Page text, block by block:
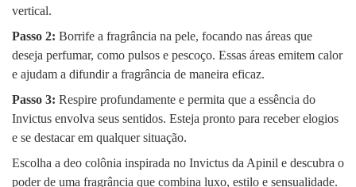
vertical.
Passo 2: Borrife a fragrância na pele, focando nas áreas que
deseja perfumar, como pulsos e pescoço. Essas áreas emitem calor
e ajudam a difundir a fragrância de maneira eficaz.
Passo 3: Respire profundamente e permita que a essência do
Invictus envolva seus sentidos. Esteja pronto para receber elogios
e se destacar em qualquer situação.
Escolha a deo colônia inspirada no Invictus da Apinil e descubra o
poder de uma fragrância que combina luxo, estilo e sensualidade.